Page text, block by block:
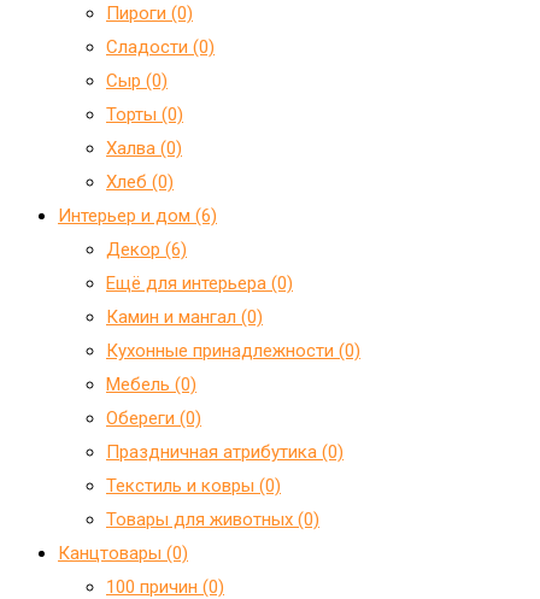
Пироги (0)
Сладости (0)
Сыр (0)
Торты (0)
Халва (0)
Хлеб (0)
Интерьер и дом (6)
Декор (6)
Ещё для интерьера (0)
Камин и мангал (0)
Кухонные принадлежности (0)
Мебель (0)
Обереги (0)
Праздничная атрибутика (0)
Текстиль и ковры (0)
Товары для животных (0)
Канцтовары (0)
100 причин (0)